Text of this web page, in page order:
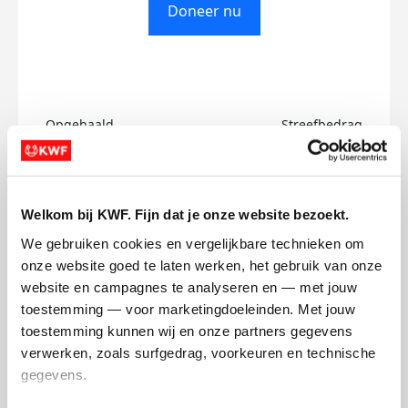
Welkom bij KWF. Fijn dat je onze website bezoekt.
We gebruiken cookies en vergelijkbare technieken om
onze website goed te laten werken, het gebruik van onze
website en campagnes te analyseren en — met jouw
toestemming — voor marketingdoeleinden. Met jouw
toestemming kunnen wij en onze partners gegevens
verwerken, zoals surfgedrag, voorkeuren en technische
gegevens.
Doneer nu
Opgehaald
€0
Streefbedrag
€500
Julie's badges